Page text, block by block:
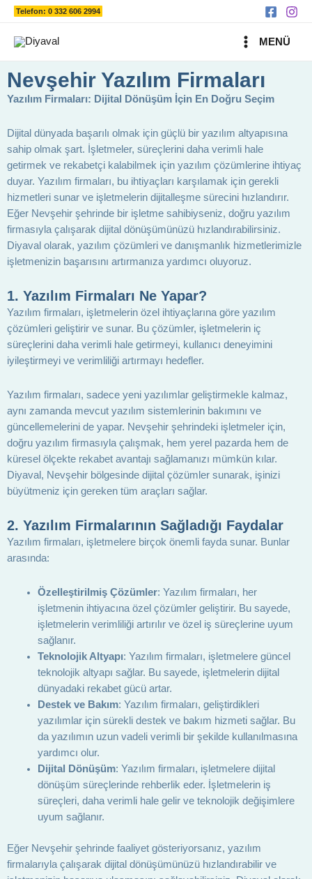
İçeriğeTelefon: 0 332 606 2994
MAIN
MENÜ
Nevşehir Yazılım Firmaları
Yazılım Firmaları: Dijital Dönüşüm İçin En Doğru Seçim
Dijital dünyada başarılı olmak için güçlü bir yazılım altyapısına
sahip olmak şart. İşletmeler, süreçlerini daha verimli hale
getirmek ve rekabetçi kalabilmek için yazılım çözümlerine ihtiyaç
duyar. Yazılım firmaları, bu ihtiyaçları karşılamak için gerekli
hizmetleri sunar ve işletmelerin dijitalleşme sürecini hızlandırır.
Eğer Nevşehir şehrinde bir işletme sahibiyseniz, doğru yazılım
firmasıyla çalışarak dijital dönüşümünüzü hızlandırabilirsiniz.
Diyaval olarak, yazılım çözümleri ve danışmanlık hizmetlerimizle
işletmenizin başarısını artırmanıza yardımcı oluyoruz.
1. Yazılım Firmaları Ne Yapar?
Yazılım firmaları, işletmelerin özel ihtiyaçlarına göre yazılım
çözümleri geliştirir ve sunar. Bu çözümler, işletmelerin iç
süreçlerini daha verimli hale getirmeyi, kullanıcı deneyimini
iyileştirmeyi ve verimliliği artırmayı hedefler.
Yazılım firmaları, sadece yeni yazılımlar geliştirmekle kalmaz,
aynı zamanda mevcut yazılım sistemlerinin bakımını ve
güncellemelerini de yapar. Nevşehir şehrindeki işletmeler için,
doğru yazılım firmasıyla çalışmak, hem yerel pazarda hem de
küresel ölçekte rekabet avantajı sağlamanızı mümkün kılar.
Diyaval, Nevşehir bölgesinde dijital çözümler sunarak, işinizi
büyütmeniz için gereken tüm araçları sağlar.
2. Yazılım Firmalarının Sağladığı Faydalar
Yazılım firmaları, işletmelere birçok önemli fayda sunar. Bunlar
arasında:
Özelleştirilmiş Çözümler: Yazılım firmaları, her
işletmenin ihtiyacına özel çözümler geliştirir. Bu sayede,
işletmelerin verimliliği artırılır ve özel iş süreçlerine uyum
sağlanır.
Teknolojik Altyapı: Yazılım firmaları, işletmelere güncel
teknolojik altyapı sağlar. Bu sayede, işletmelerin dijital
dünyadaki rekabet gücü artar.
Destek ve Bakım: Yazılım firmaları, geliştirdikleri
yazılımlar için sürekli destek ve bakım hizmeti sağlar. Bu
da yazılımın uzun vadeli verimli bir şekilde kullanılmasına
yardımcı olur.
Dijital Dönüşüm: Yazılım firmaları, işletmelere dijital
dönüşüm süreçlerinde rehberlik eder. İşletmelerin iş
süreçleri, daha verimli hale gelir ve teknolojik değişimlere
uyum sağlanır.
Eğer Nevşehir şehrinde faaliyet gösteriyorsanız, yazılım
firmalarıyla çalışarak dijital dönüşümünüzü hızlandırabilir ve
Ara